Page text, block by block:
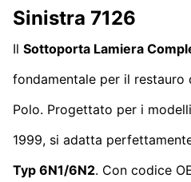
Sinistra 7126
Il Sottoporta Lamiera
fondamentale per il restauro
Polo. Progettato per i
1999, si adatta
Typ 6N1/6N2. Con codice